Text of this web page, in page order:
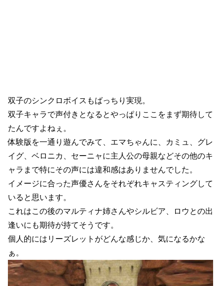
双子のシンクロボイスもばっちり実現。
双子キャラで声付きとなるとやっぱりここをまず期待して
たんですよねぇ。
体験版を一通り遊んでみて、エマちゃんに、カミュ、グレ
イグ、ベロニカ、セーニャに主人公の母親などその他のキ
ャラまで特にその声には違和感はありませんでした。
イメージに合った声優さんをそれぞれキャスティングして
いると思います。
これはこの後のマルティナ姉さんやシルビア、ロウとの出
逢いにも期待が持てそうです。
個人的にはリーズレットがどんな感じか、気になるかな
ぁ。